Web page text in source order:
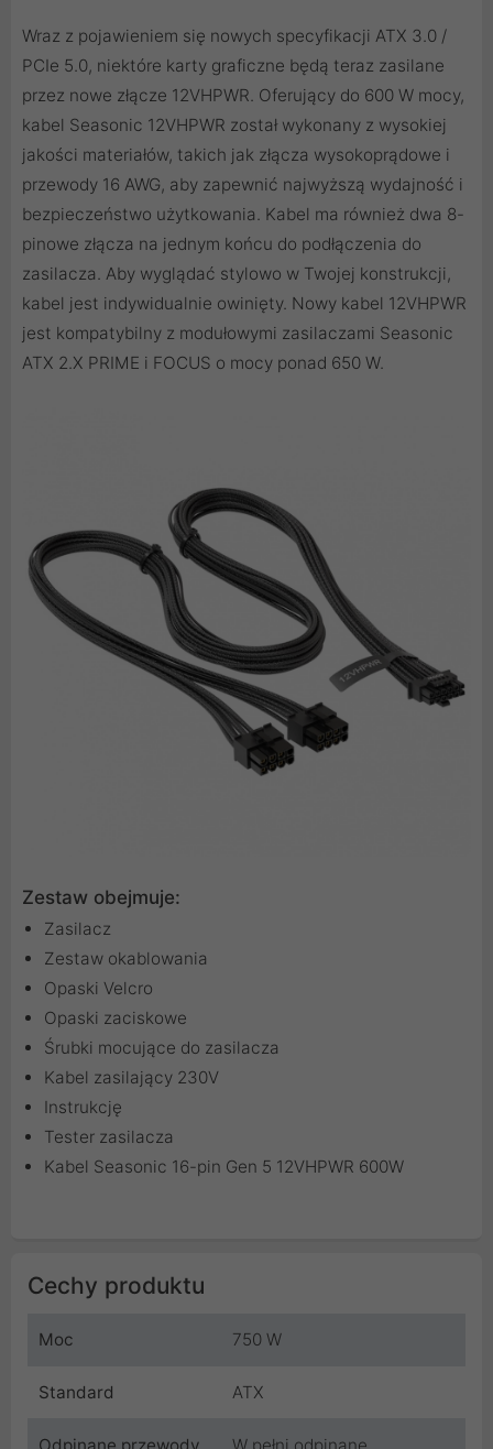
Wraz z pojawieniem się nowych specyfikacji ATX 3.0 /
PCIe 5.0, niektóre karty graficzne będą teraz zasilane
przez nowe złącze 12VHPWR. Oferujący do 600 W mocy,
kabel Seasonic 12VHPWR został wykonany z wysokiej
jakości materiałów, takich jak złącza wysokoprądowe i
przewody 16 AWG, aby zapewnić najwyższą wydajność i
bezpieczeństwo użytkowania. Kabel ma również dwa 8-
pinowe złącza na jednym końcu do podłączenia do
zasilacza. Aby wyglądać stylowo w Twojej konstrukcji,
kabel jest indywidualnie owinięty. Nowy kabel 12VHPWR
jest kompatybilny z modułowymi zasilaczami Seasonic
ATX 2.X PRIME i FOCUS o mocy ponad 650 W.
Zestaw obejmuje:
Zasilacz
Zestaw okablowania
Opaski Velcro
Opaski zaciskowe
Śrubki mocujące do zasilacza
Kabel zasilający 230V
Instrukcję
Tester zasilacza
Kabel Seasonic 16-pin Gen 5 12VHPWR 600W
Cechy produktu
Moc 750 W
Standard ATX